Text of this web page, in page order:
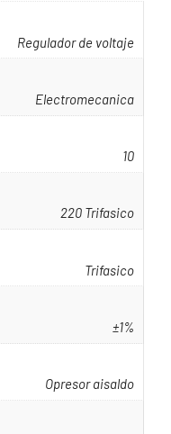
Regulador de voltaje
Electromecanica
10
220 Trifasico
Trifasico
±1%
Opresor aisaldo